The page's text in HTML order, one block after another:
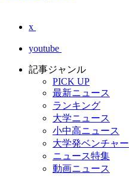
x
youtube
記事ジャンル
PICK UP
最新ニュース
ランキング
大学ニュース
小中高ニュース
大学発ベンチャー
ニュース特集
動画ニュース